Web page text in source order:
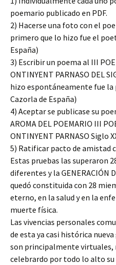
poemario publicado en PDF.
2) Hacerse una foto con el
primero que lo hizo fue el
España)
3) Escribir un poema al III
ONTINYENT PARNASO DEL
hizo espontáneamente fue la
Cazorla de España)
4) Aceptar se publicase su
AROMA DEL POEMARIO III
ONTINYENT PARNASO Siglo
5) Ratificar pacto de amistad
Estas pruebas las superaron
diferentes y la GENERACIÓN
quedó constituida con 28
eterno, en la salud y en la
muerte física.
Las vivencias personales
de esta ya casi histórica
son principalmente virtuales,
celebrardo por todo lo alto